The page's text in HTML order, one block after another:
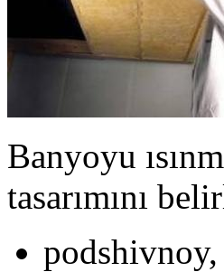
Banyoyu
tasarımını
podshivnoy,